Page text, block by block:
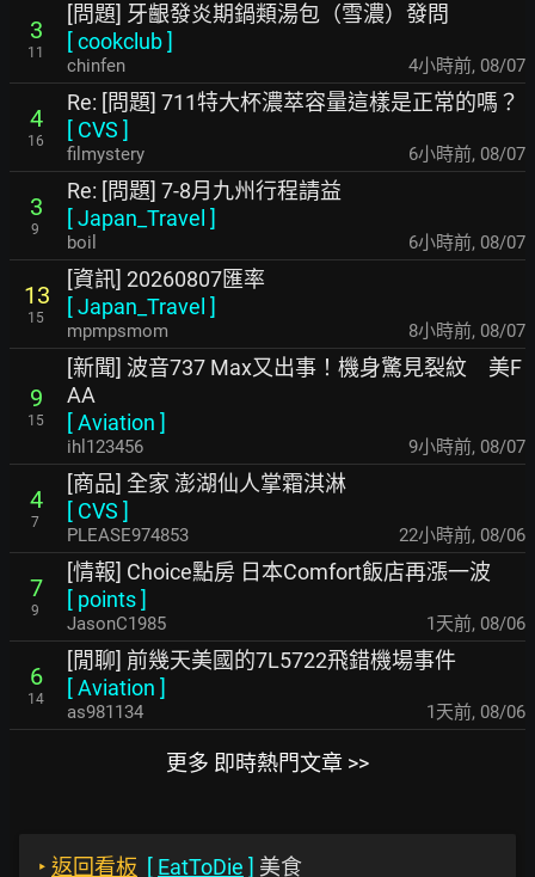
3
11
[問題] 牙齦發炎期鍋類湯包（雪濃）發問
[cookclub]
chinfen 4小時前, 08/07
4
16
Re: [問題] 711特大杯濃萃容量這樣是正常的嗎？
[ CVS ]
filmystery 6小時前, 08/07
3
9
Re: [問題] 7-8月九州行程請益
[Japan_Travel ]
boil 6小時前, 08/07
13
15
[資訊] 20260807匯率
[Japan_Travel ]
mpmpsmom 8小時前, 08/07
9
15
[新聞] 波音737 Max又出事！機身驚見裂紋 美F
AA
[Aviation ]
ihl123456 9小時前, 08/07
4
7
[商品] 全家 澎湖仙人掌霜淇淋
[ CVS ]
PLEASE974853 22小時前, 08/06
7
9
[情報] Choice點房 日本Comfort飯店再漲一波
[ points]
JasonC1985 1天前, 08/06
6
14
[閒聊] 前幾天美國的7L5722飛錯機場事件
[Aviation ]
as981134 1天前, 08/06
更多 即時熱門文章 >>
‣ 返回看板 [ EatToDie ] 美食